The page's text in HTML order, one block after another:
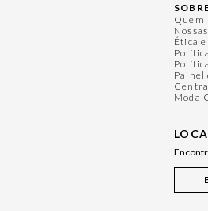
Quem
Ética
Painel
Moda